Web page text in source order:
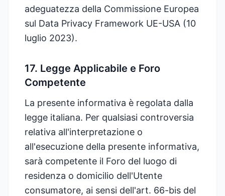
adeguatezza della Commissione Europea
sul Data Privacy Framework UE-USA (10
luglio 2023).
17. Legge Applicabile e Foro
Competente
La presente informativa è regolata dalla
legge italiana. Per qualsiasi controversia
relativa all'interpretazione o
all'esecuzione della presente informativa,
sarà competente il Foro del luogo di
residenza o domicilio dell'Utente
consumatore, ai sensi dell'art. 66-bis del